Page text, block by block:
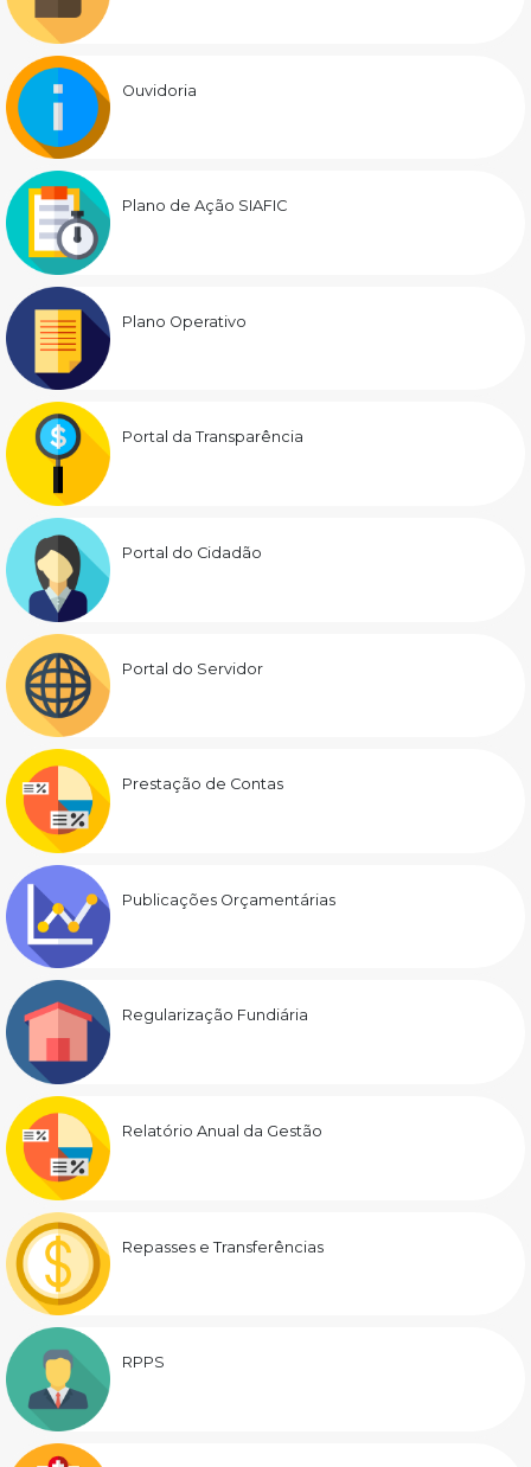
Ouvidoria
Plano de Ação SIAFIC
Plano Operativo
Portal da Transparência
Portal do Cidadão
Portal do Servidor
Prestação de Contas
Publicações Orçamentárias
Regularização Fundiária
Relatório Anual da Gestão
Repasses e Transferências
RPPS